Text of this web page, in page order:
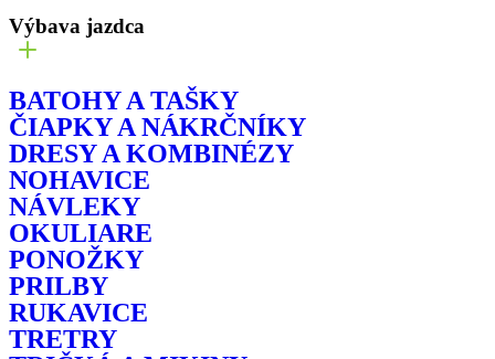
Výbava jazdca
BATOHY A TAŠKY
ČIAPKY A NÁKRČNÍKY
DRESY A KOMBINÉZY
NOHAVICE
NÁVLEKY
OKULIARE
PONOŽKY
PRILBY
RUKAVICE
TRETRY